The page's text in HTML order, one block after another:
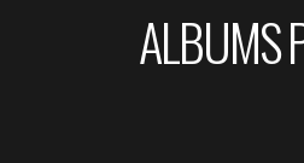
ALBUMS